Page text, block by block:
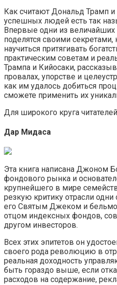
Как считают Дональд Трамп и
успешных людей есть так
Впервые одни из
поделятся своими
научиться притягивать
практическим советам и
Трампа и Кийосаки,
провалах, упорстве и
как им удалось добиться
сможете применить их
Для широкого круга
Дар Мидаса
Эта книга написана Джоном
фондового рынка и
крупнейшего в мире
резкую критику отрасли
его Святым Джеком и
отцом индексных фондов,
другом инвесторов.
Всех этих эпитетов он
своего рода революцию в
реальная доходность
быть гораздо выше, если
расходов на содержание,